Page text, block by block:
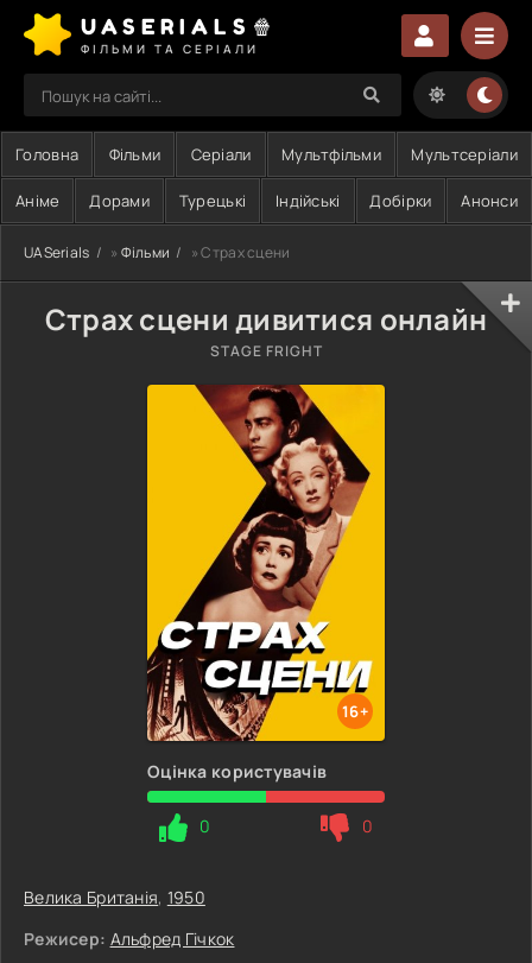
UASERIALS🍿
ФІЛЬМИ ТА СЕРІАЛИ
Головна Фільми Серіали Мультфільми Мультсеріали
Аніме Дорами Турецькі Індійські Добірки Анонси
UASerials » Фільми » Страх сцени
Страх сцени дивитися онлайн
STAGE FRIGHT
16+
Оцінка користувачів
0 0
Велика Британія, 1950
Режисер: Альфред Гічкок